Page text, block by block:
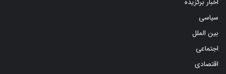
سیاسی
بین الملل
اجتماعی
اقتصادی
ورزشی